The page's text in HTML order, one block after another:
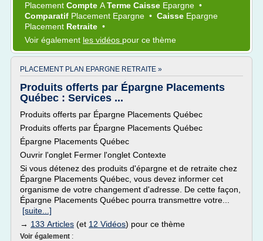
Placement Compte ATerme Caisse Epargne •
Comparatif Placement Epargne • Caisse Epargne
Placement Retraite •
Voir également les vidéos pour ce thème
PLACEMENT PLAN EPARGNE RETRAITE »
Produits offerts par Épargne Placements
Québec : Services ...
Produits offerts par Épargne Placements Québec
Produits offerts par Épargne Placements Québec
Épargne Placements Québec
Ouvrir l'onglet Fermer l'onglet Contexte
Si vous détenez des produits d'épargne et de retraite chez
Épargne Placements Québec, vous devez informer cet
organisme de votre changement d'adresse. De cette façon,
Épargne Placements Québec pourra transmettre votre...
[suite...]
→ 133 Articles (et 12 Vidéos) pour ce thème
Voir également :